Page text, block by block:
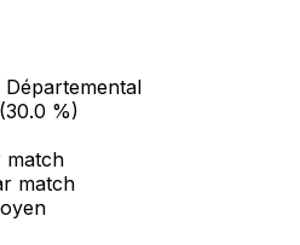
Départemental
(30.0 %)
match
match